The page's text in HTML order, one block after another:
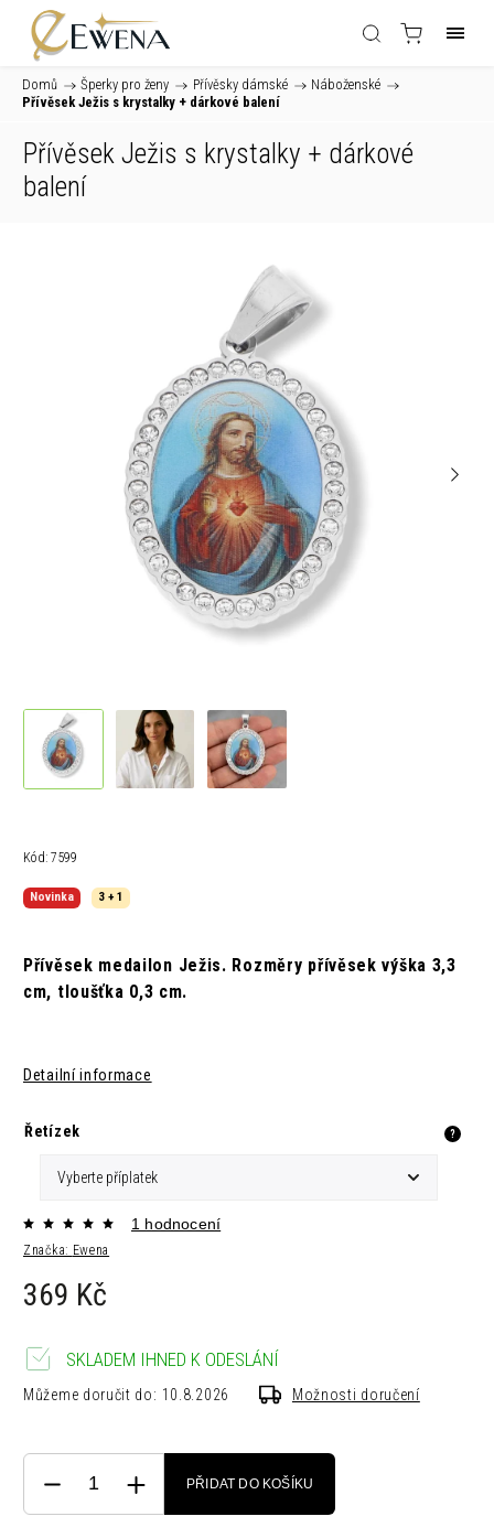
Domů / Šperky pro ženy / Přívěsky dámské / Náboženské /
Přívěsek Ježis s krystalky + dárkové balení
Přívěsek Ježis s krystalky + dárkové
balení
Kód: 7599
Novinka 3 + 1
Přívěsek medailon Ježis. Rozměry přívěsekvýška 3,3
cm, tloušťka 0,3 cm.
Detailní informace
Řetízek ?
Značka: Ewena
1 hodnocení
369 Kč
SKLADEM IHNED K ODESLÁNÍ
Můžeme doručit do: 10.8.2026 Možnosti doručení
PŘIDAT DO KOŠÍKU